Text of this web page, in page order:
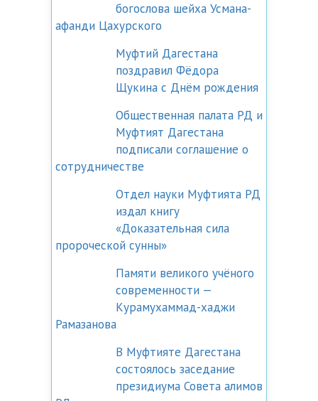
богослова шейха Усмана-
афанди Цахурского
Муфтий Дагестана
поздравил Фёдора
Щукина с Днём рождения
Общественная палата РД и
Муфтият Дагестана
подписали соглашение о
сотрудничестве
Отдел науки Муфтията РД
издал книгу
«Доказательная сила
пророческой сунны»
Памяти великого учёного
современности —
Курамухаммад-хаджи
Рамазанова
В Муфтияте Дагестана
состоялось заседание
президиума Совета алимов